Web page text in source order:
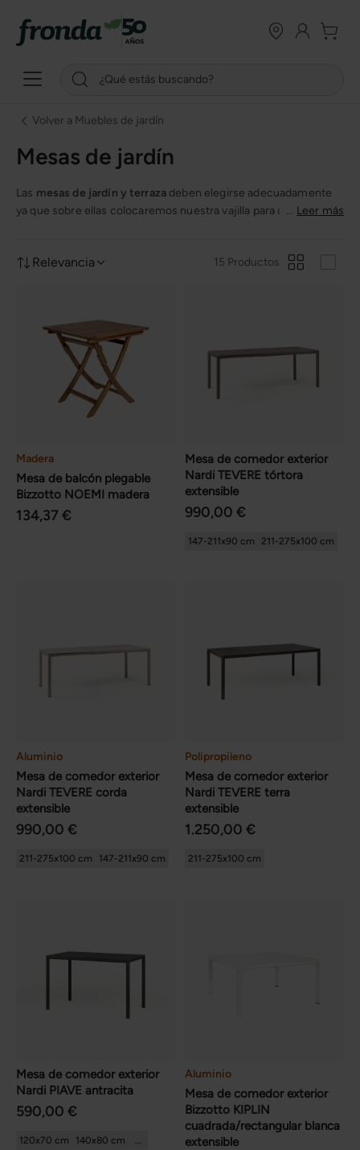
Volver a Muebles de jardín
Mesas de jardín
Las mesas de jardín y terraza deben elegirse adecuadamente
ya que sobre ellas colocaremos nuestra vajilla para comer o
amigos y familiares. ¡Escoge la mejor para ti!
... Leer más
Relevancia 15 Productos
Madera
Mesa de balcón plegable
Bizzotto NOEMI madera
134,37 €
Mesa de comedor exterior
Nardi TEVERE tórtora
extensible
990,00 €
147-211x90 cm 211-275x100 cm
Aluminio
Mesa de comedor exterior
Nardi TEVERE corda
extensible
990,00 €
211-275x100 cm 147-211x90 cm
Polipropileno
Mesa de comedor exterior
Nardi TEVERE terra
extensible
1.250,00 €
211-275x100 cm
Mesa de comedor exterior
Nardi PIAVE antracita
590,00 €
120x70 cm 140x80 cm
Aluminio
Mesa de comedor exterior
Bizzotto KIPLIN
cuadrada/rectangular blanca
extensible